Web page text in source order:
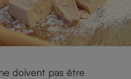
doivent pas être